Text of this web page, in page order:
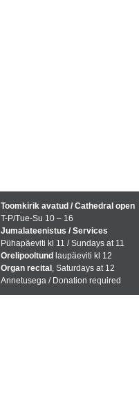
Toomkirik avatud / Cathedral open
T-P/Tue-Su 10 – 16
Jumalateenistus / Services
Pühapäeviti kl 11 / Sundays at 11
Orelipooltund laupäeviti kl 12
Organ recital , Saturdays at 12
Annetusega / Donation required